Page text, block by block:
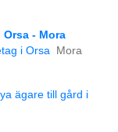
- Mora
i Orsa
Mora
ägare till gård i